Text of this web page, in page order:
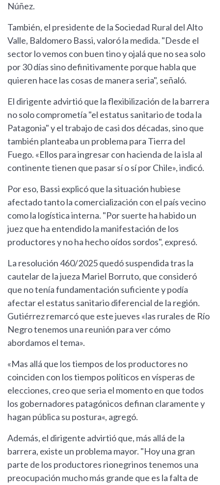
Núñez.
También, el presidente de la Sociedad Rural del Alto
Valle, Baldomero Bassi, valoró la medida. "Desde el
sector lo vemos con buen tino y ojalá que no sea solo
por 30 días sino definitivamente porque habla que
quieren hace las cosas de manera seria", señaló.
El dirigente advirtió que la flexibilización de la barrera
no solo comprometía "el estatus sanitario de toda la
Patagonia" y el trabajo de casi dos décadas, sino que
también planteaba un problema para Tierra del
Fuego. «Ellos para ingresar con hacienda de la isla al
continente tienen que pasar sí o sí por Chile», indicó.
Por eso, Bassi explicó que la situación hubiese
afectado tanto la comercialización con el país vecino
como la logística interna. "Por suerte ha habido un
juez que ha entendido la manifestación de los
productores y no ha hecho oídos sordos", expresó.
La resolución 460/2025 quedó suspendida tras la
cautelar de la jueza Mariel Borruto, que consideró
que no tenía fundamentación suficiente y podía
afectar el estatus sanitario diferencial de la región.
Gutiérrez remarcó que este jueves «las rurales de Río
Negro tenemos una reunión para ver cómo
abordamos el tema».
«Mas allá que los tiempos de los productores no
coinciden con los tiempos políticos en vísperas de
elecciones, creo que seria el momento en que todos
los gobernadores patagónicos definan claramente y
hagan pública su postura«, agregó.
Además, el dirigente advirtió que, más allá de la
barrera, existe un problema mayor. "Hoy una gran
parte de los productores rionegrinos tenemos una
preocupación mucho más grande que es la falta de